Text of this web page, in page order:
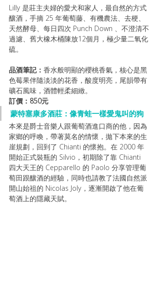
Lilly 是莊主夫婦的愛犬和家人，最自然的方式
釀酒，手摘 25 年葡萄藤、有機農法、去梗、
天然酵母、每日四次 Punch Down 、不澄清不
過濾、舊大橡木桶陳放12個月，極少量二氧化
硫。
品酒筆記： 香水般明顯的櫻桃香氣，核心是黑
色莓果伴隨淡淡的花香，酸度明亮，尾韻帶有
礦石風味，酒體輕柔細緻。
訂價：850元
蒙特塞康多酒莊：像青蛙一樣愛鬼叫的狗
本來是爵士音樂人跟葡萄酒進口商的他，因為
家鄉的呼喚，帶著莫名的情懷，拋下本來的生
崖規劃，回到了 Chianti 的懷抱。在 2000 年
開始正式裝瓶的 Silvio，初期除了靠 Chianti
四大天王的 Cepparello 的 Paolo 分享管理葡
萄田跟釀酒的經驗，同時也請教了法國自然派
開山始祖的 Nicolas Joly，逐漸開啟了他在葡
萄酒上的隱藏天賦。